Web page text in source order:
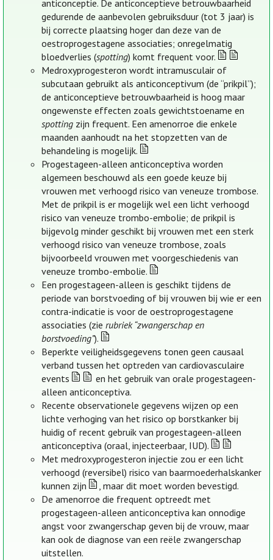
anticonceptie. De anticonceptieve betrouwbaarheid
gedurende de aanbevolen gebruiksduur (tot 3 jaar) is
bij correcte plaatsing hoger dan deze van de
oestroprogestagene associaties; onregelmatig
bloedverlies (spotting) komt frequent voor.
Medroxyprogesteron wordt intramusculair of
subcutaan gebruikt als anticonceptivum (de “prikpil”);
de anticonceptieve betrouwbaarheid is hoog maar
ongewenste effecten zoals gewichtstoename en
spotting zijn frequent. Een amenorroe die enkele
maanden aanhoudt na het stopzetten van de
behandeling is mogelijk.
Progestageen-alleen anticonceptiva worden
algemeen beschouwd als een goede keuze bij
vrouwen met verhoogd risico van veneuze trombose.
Met de prikpil is er mogelijk wel een licht verhoogd
risico van veneuze trombo-embolie; de prikpil is
bijgevolg minder geschikt bij vrouwen met een sterk
verhoogd risico van veneuze trombose, zoals
bijvoorbeeld vrouwen met voorgeschiedenis van
veneuze trombo-embolie.
Een progestageen-alleen is geschikt tijdens de
periode van borstvoeding of bij vrouwen bij wie er een
contra-indicatie is voor de oestroprogestagene
associaties (zierubriek “zwangerschap en
borstvoeding”).
Beperkte veiligheidsgegevens tonen geen causaal
verband tussen het optreden van cardiovasculaire
events
en het gebruik van orale progestageen-
alleen anticonceptiva.
Recente observationele gegevens wijzen op een
lichte verhoging van het risico op borstkanker bij
huidig of recent gebruik van progestageen-alleen
anticonceptiva (oraal, injecteerbaar, IUD).
Met medroxyprogesteron injectie zou er een licht
verhoogd (reversibel) risico van baarmoederhalskanker
kunnen zijn
, maar dit moet worden bevestigd.
De amenorroe die frequent optreedt met
progestageen-alleen anticonceptiva kan onnodige
angst voor zwangerschap geven bij de vrouw, maar
kan ook de diagnose van een reële zwangerschap
uitstellen.